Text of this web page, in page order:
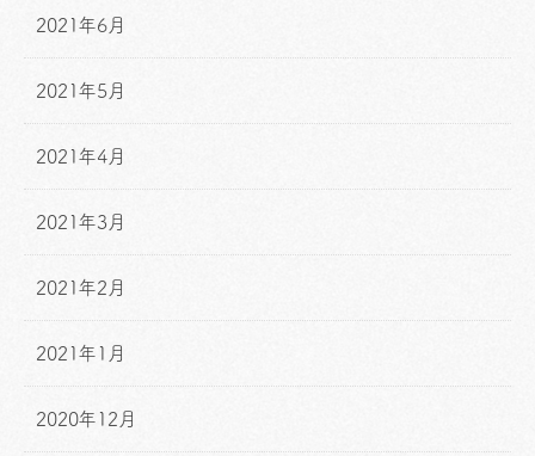
2021年6月
2021年5月
2021年4月
2021年3月
2021年2月
2021年1月
2020年12月